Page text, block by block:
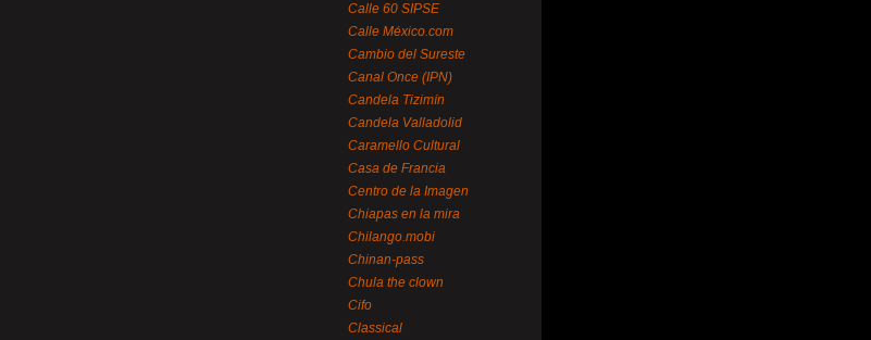
Calle 60 SIPSE
Calle México.com
Cambio del Sureste
Canal Once (IPN)
Candela Tizimín
Candela Valladolid
Caramello Cultural
Casa de Francia
Centro de la Imagen
Chiapas en la mira
Chilango.mobi
Chinan-pass
Chula the clown
Cifo
Classical